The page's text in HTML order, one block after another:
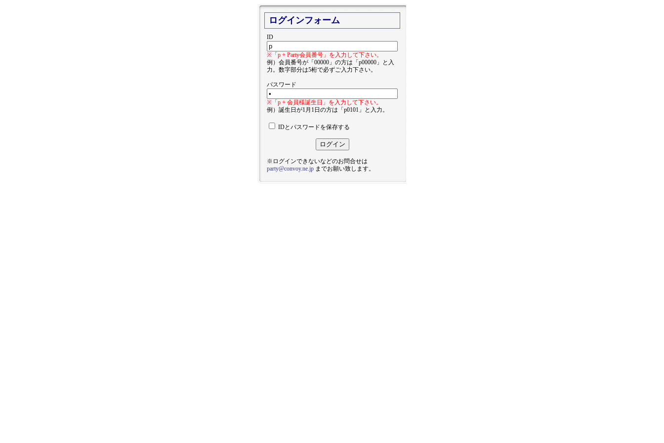
ログインフォーム
ID
※「p + Party会員番号」を入力して下さい。
例）会員番号が「00000」の方は「p00000」と入
力。数字部分は5桁で必ずご入力下さい。
パスワード
※「p + 会員様誕生日」を入力して下さい。
例）誕生日が1月1日の方は「p0101」と入力。
IDとパスワードを保存する
※ログインできないなどのお問合せは
party@convoy.ne.jp までお願い致します。